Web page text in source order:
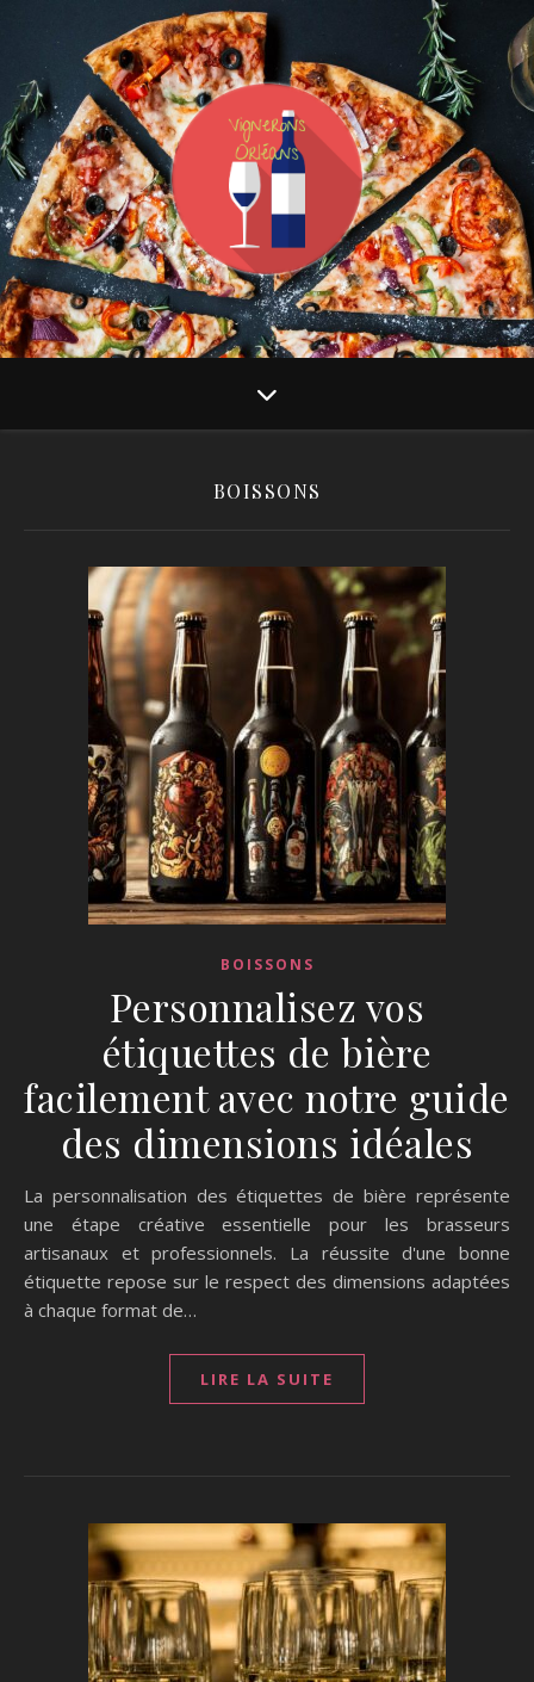
BOISSONS
BOISSONS
Personnalisez vos
étiquettes de bière
facilement avec notre guide
des dimensions idéales
La personnalisation des étiquettes de bière représente
une étape créative essentielle pour les brasseurs
artisanaux et professionnels. La réussite d'une bonne
étiquette repose sur le respect des dimensions adaptées
à chaque format de…
LIRE LA SUITE